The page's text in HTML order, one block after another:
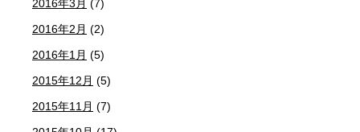
2016年3月 (7)
2016年2月 (2)
2016年1月 (5)
2015年12月 (5)
2015年11月 (7)